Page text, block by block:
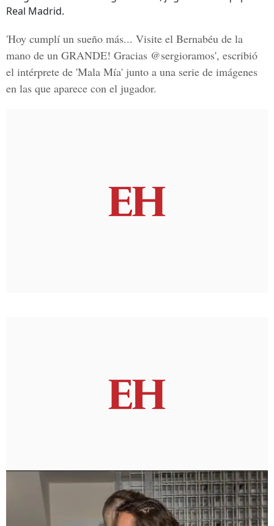
Real Madrid.
'Hoy cumplí un sueño más... Visite el Bernabéu de la
mano de un GRANDE! Gracias @sergioramos', escribió
el intérprete de 'Mala Mía' junto a una serie de imágenes
en las que aparece con el jugador.